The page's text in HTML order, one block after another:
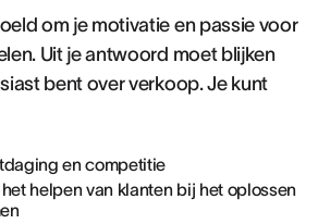
om je motivatie en passie voor
Uit je antwoord moet blijken
bent over verkoop. Je kunt
en competitie
helpen van klanten bij het oplossen